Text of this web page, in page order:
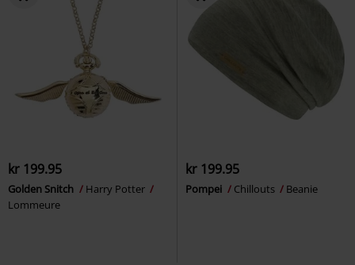
kr 199.95
Golden Snitch
Harry Potter
Lommeure
kr 199.95
Pompei Chillouts Beanie